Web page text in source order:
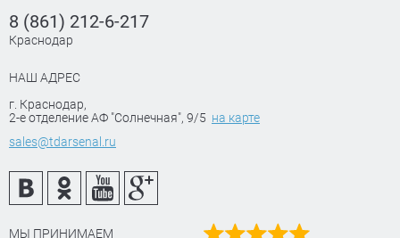
8 (861) 212-6-217
Краснодар
НАШ АДРЕС
г. Краснодар,
2-е отделение АФ "Солнечная", 9/5 на карте
sales@tdarsenal.ru
МЫ ПРИНИМАЕМ